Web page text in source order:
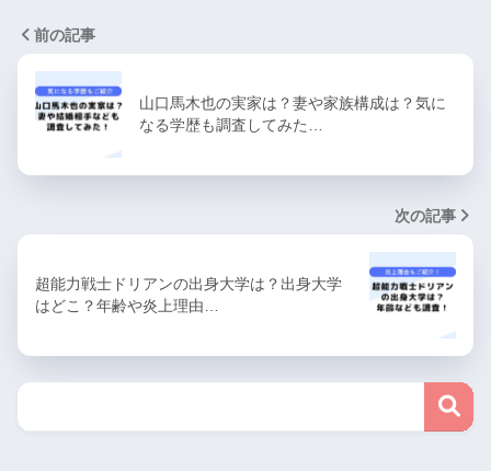
前の記事
山口馬木也の実家は？妻や家族構成は？気に
なる学歴も調査してみた…
次の記事
超能力戦士ドリアンの出身大学は？出身大学
はどこ？年齢や炎上理由…